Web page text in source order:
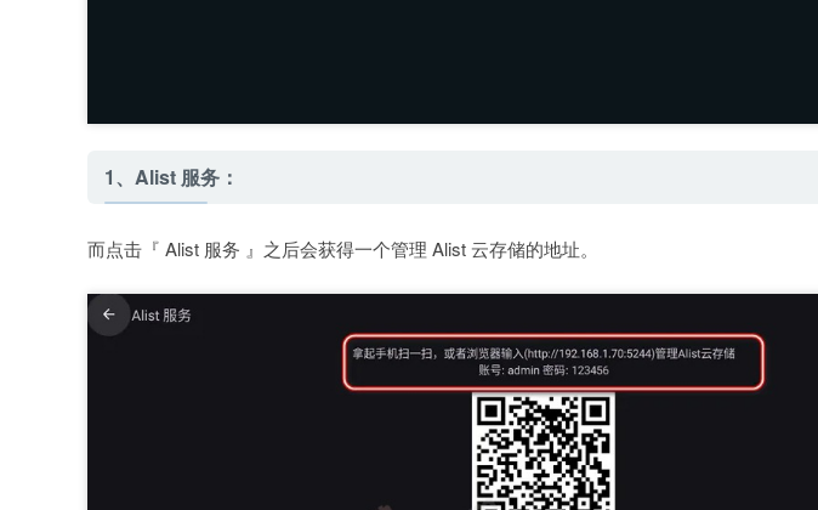
1、Alist 服务：
而点击『 Alist 服务 』之后会获得一个管理 Alist 云存储的地址。